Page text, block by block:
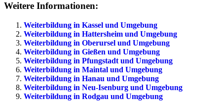
Weitere Informationen:
Weiterbildung in Kassel und Umgebung
Weiterbildung in Hattersheim und Umgebung
Weiterbildung in Oberursel und Umgebung
Weiterbildung in Gießen und Umgebung
Weiterbildung in Pfungstadt und Umgebung
Weiterbildung in Maintal und Umgebung
Weiterbildung in Hanau und Umgebung
Weiterbildung in Neu-Isenburg und Umgebung
Weiterbildung in Rodgau und Umgebung